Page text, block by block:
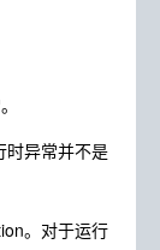
异常并不是
。对于运行